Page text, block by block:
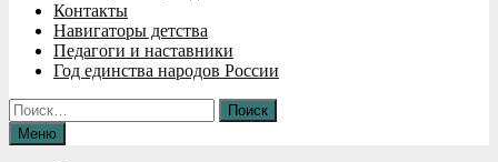
Контакты
Навигаторы детства
Педагоги и наставники
Год единства народов России
Найти:
Меню